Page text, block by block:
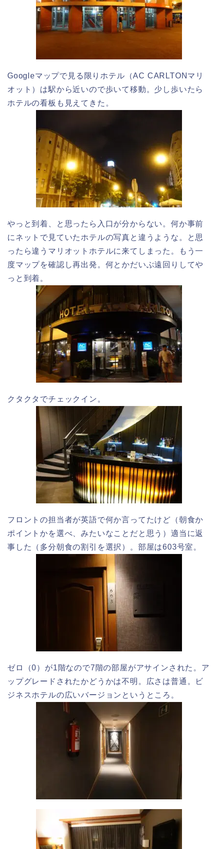
Googleマップで見る限りホテル（AC CARLTONマリ
オット）は駅から近いので歩いて移動。少し歩いたら
ホテルの看板も見えてきた。
やっと到着、と思ったら入口が分からない。何か事前
にネットで見ていたホテルの写真と違うような。と思
ったら違うマリオットホテルに来てしまった。もう一
度マップを確認し再出発。何とかだいぶ遠回りしてや
っと到着。
クタクタでチェックイン。
フロントの担当者が英語で何か言ってたけど（朝食か
ポイントかを選べ、みたいなことだと思う）適当に返
事した（多分朝食の割引を選択）。部屋は603号室。
ゼロ（0）が1階なので7階の部屋がアサインされた。ア
ップグレードされたかどうかは不明。広さは普通。ビ
ジネスホテルの広いバージョンというところ。